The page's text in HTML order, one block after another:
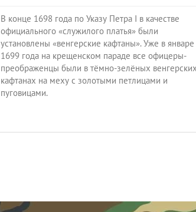
В конце 1698 года по Указу Петра I в качестве
официального «служилого платья» были
установлены «венгерские кафтаны». Уже в январе
1699 года на крещенском параде все офицеры-
преображенцы были в тёмно-зелёных венгерских
кафтанах на меху с золотыми петлицами и
пуговицами.